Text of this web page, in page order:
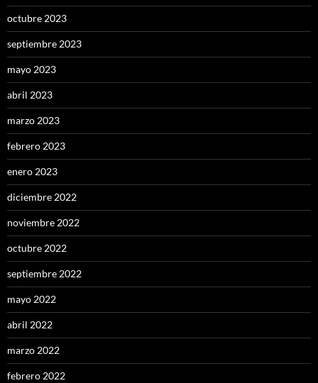
octubre 2023
septiembre 2023
mayo 2023
abril 2023
marzo 2023
febrero 2023
enero 2023
diciembre 2022
noviembre 2022
octubre 2022
septiembre 2022
mayo 2022
abril 2022
marzo 2022
febrero 2022